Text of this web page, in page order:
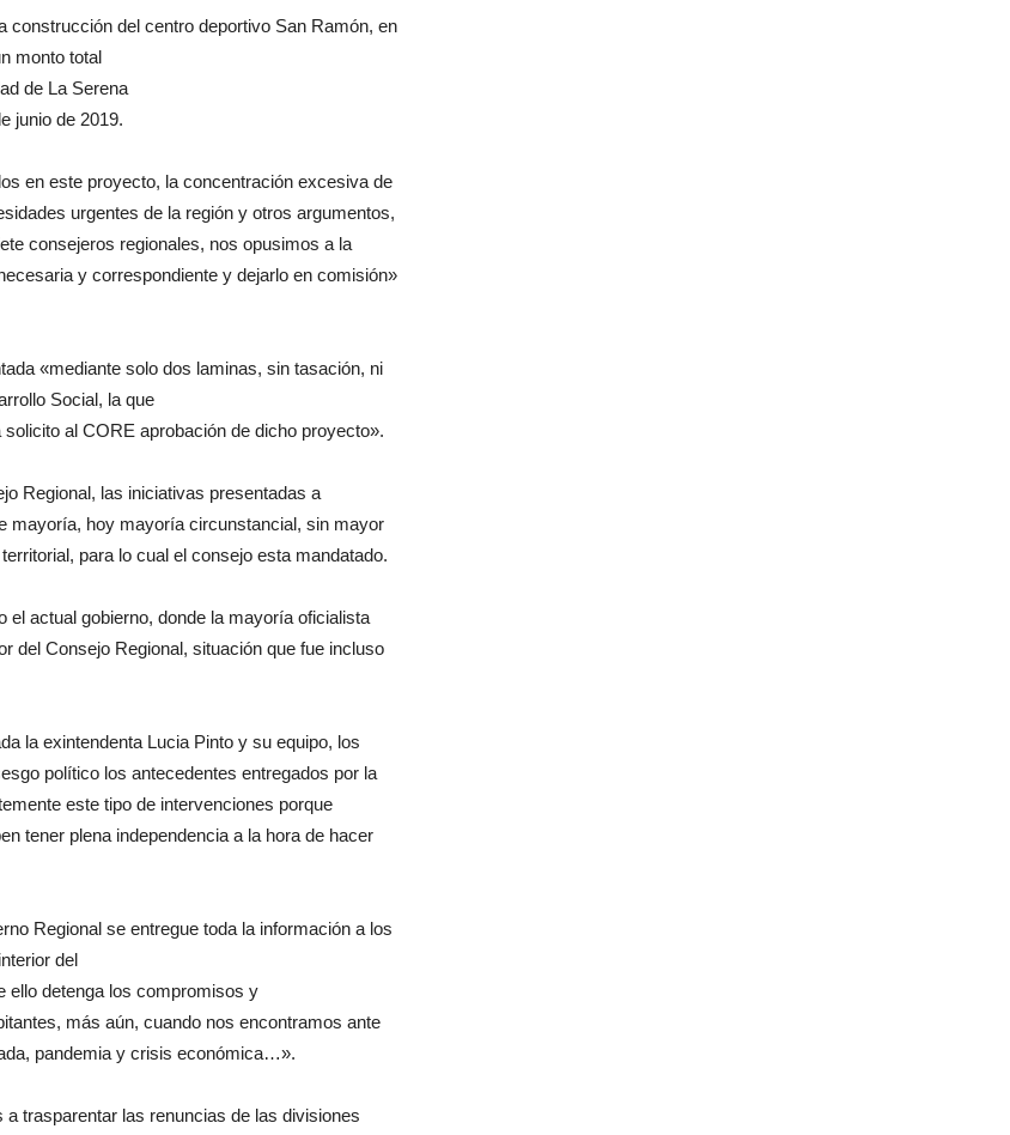
del centro deportivo San Ramón, en
monto total
de La Serena
junio de 2019.
en este proyecto, la concentración excesiva de
urgentes de la región y otros argumentos,
consejeros regionales, nos opusimos a la
y correspondiente y dejarlo en comisión»
«mediante solo dos laminas, sin tasación, ni
Social, la que
al CORE aprobación de dicho proyecto».
Regional, las iniciativas presentadas a
mayoría, hoy mayoría circunstancial, sin mayor
para lo cual el consejo esta mandatado.
el actual gobierno, donde la mayoría oficialista
del Consejo Regional, situación que fue incluso
la exintendenta Lucia Pinto y su equipo, los
político los antecedentes entregados por la
este tipo de intervenciones porque
tener plena independencia a la hora de hacer
Regional se entregue toda la información a los
del
ello detenga los compromisos y
más aún, cuando nos encontramos ante
pandemia y crisis económica…».
trasparentar las renuncias de las divisiones